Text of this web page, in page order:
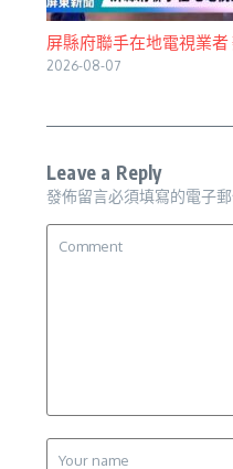
屏縣府聯手在地電視業
2026-08-07
Leave a Reply
發佈留言必須填寫的電子